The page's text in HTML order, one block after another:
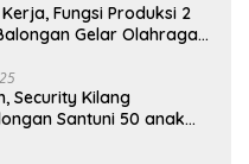
Fungsi Produksi 2
Gelar Olahraga
Security Kilang
Santuni 50 anak